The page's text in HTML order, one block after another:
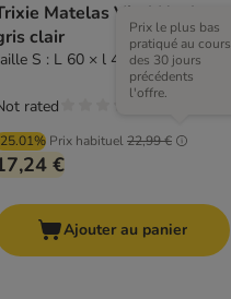
Matelas Vital Noah,
clair
S : L 60 × l 45 cm
Prix habituel22,99 €
Prix le plus bas
pratiqué au cours
des 30 jours
précédents
l'offre.
€
rated
Ajouter au panier